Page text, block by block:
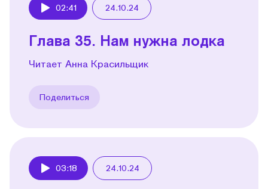
02:41 24.10.24
Глава 35. Нам нужна лодка
Читает Анна Красильщик
Поделиться
03:18 24.10.24